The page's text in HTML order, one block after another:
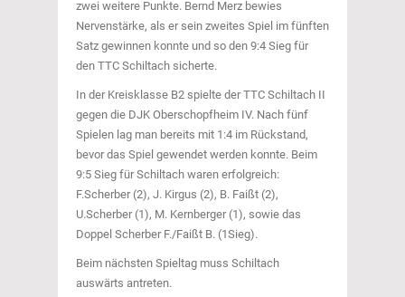
zwei weitere Punkte. Bernd Merz bewies
Nervenstärke, als er sein zweites Spiel im fünften
Satz gewinnen konnte und so den 9:4 Sieg für
den TTC Schiltach sicherte.
In der Kreisklasse B2 spielte der TTC Schiltach II
gegen die DJK Oberschopfheim IV. Nach fünf
Spielen lag man bereits mit 1:4 im Rückstand,
bevor das Spiel gewendet werden konnte. Beim
9:5 Sieg für Schiltach waren erfolgreich:
F.Scherber (2), J. Kirgus (2), B. Faißt (2),
U.Scherber (1), M. Kernberger (1), sowie das
Doppel Scherber F./Faißt B. (1Sieg).
Beim nächsten Spieltag muss Schiltach
auswärts antreten.